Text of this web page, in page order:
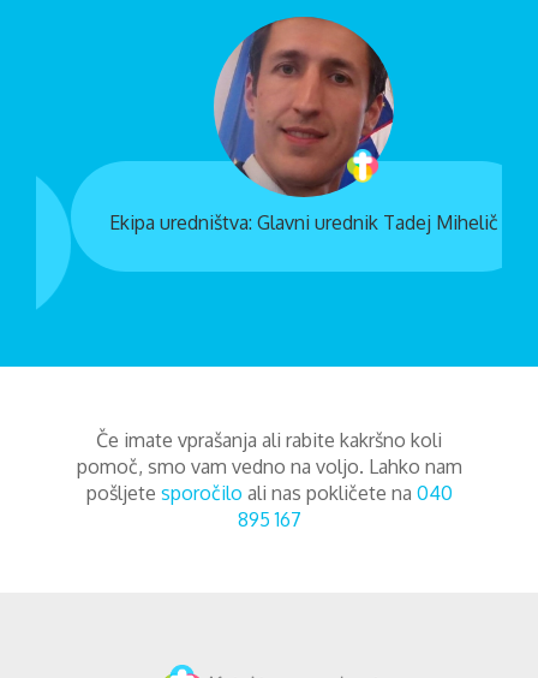
Ekipa uredništva: Glavni urednik Tadej Mihelič
Če imate vprašanja ali rabite kakršno koli
pomoč, smo vam vedno na voljo. Lahko nam
pošljete sporočilo ali nas pokličete na 040
895 167